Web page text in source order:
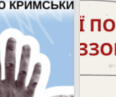
Пошук за запитом: